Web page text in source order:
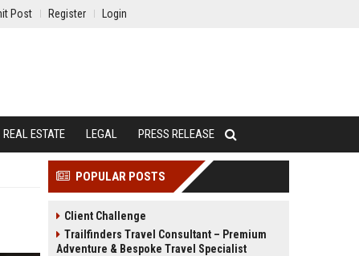
Post Register Login
REAL ESTATE LEGAL PRESS RELEASE
POPULAR POSTS
Client Challenge
Trailfinders Travel Consultant – Premium
Adventure & Bespoke Travel Specialist